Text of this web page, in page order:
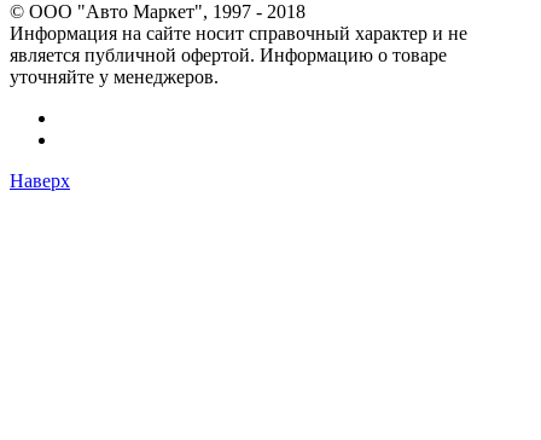
© OOO "Авто Маркет", 1997 - 2018
Информация на сайте носит справочный характер и не
является публичной офертой. Информацию о товаре
уточняйте у менеджеров.
Наверх